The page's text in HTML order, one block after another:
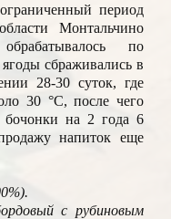
период
Монтальчино
по
сбраживались в
28-30 суток, где
30 °C, после чего
бочонки на 2 года 6
напиток еще
с рубиновым